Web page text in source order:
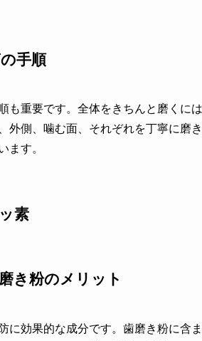
手順
も重要です。全体をきちんと磨くに
外側、噛む面、それぞれを丁寧に磨
ます。
素
き粉のメリット
に効果的な成分です。歯磨き粉に含